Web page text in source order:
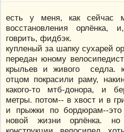
есть у меня, как сейчас
восстановления
говрить, фидбэк.
купленый за шапку сухарей
передан юному
крыльев и живого седла.
отцом покрасили раму,
какого-то мтб-донора, и
метры. потом-- в хвост и в
и прыжки по бордюрам--
новой жизни орлёнка. но